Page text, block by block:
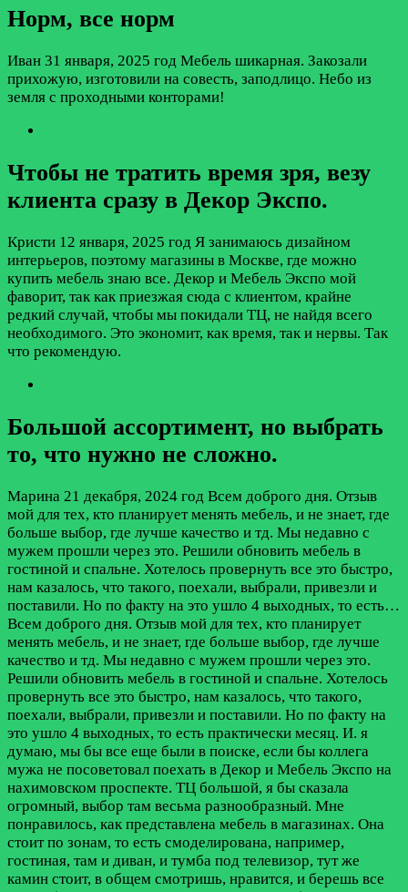
Норм, все норм
Иван 31 января, 2025 год Мебель шикарная. Закозали
прихожую, изготовили на совесть, заподлицо. Небо из
земля с проходными конторами!
Чтобы не тратить время зря, везу
клиента сразу в Декор Экспо.
Кристи 12 января, 2025 год Я занимаюсь дизайном
интерьеров, поэтому магазины в Москве, где можно
купить мебель знаю все. Декор и Мебель Экспо мой
фаворит, так как приезжая сюда с клиентом, крайне
редкий случай, чтобы мы покидали ТЦ, не найдя всего
необходимого. Это экономит, как время, так и нервы. Так
что рекомендую.
Большой ассортимент, но выбрать
то, что нужно не сложно.
Марина 21 декабря, 2024 год Всем доброго дня. Отзыв
мой для тех, кто планирует менять мебель, и не знает, где
больше выбор, где лучше качество и тд. Мы недавно с
мужем прошли через это. Решили обновить мебель в
гостиной и спальне. Хотелось провернуть все это быстро,
нам казалось, что такого, поехали, выбрали, привезли и
поставили. Но по факту на это ушло 4 выходных, то есть…
Всем доброго дня. Отзыв мой для тех, кто планирует
менять мебель, и не знает, где больше выбор, где лучше
качество и тд. Мы недавно с мужем прошли через это.
Решили обновить мебель в гостиной и спальне. Хотелось
провернуть все это быстро, нам казалось, что такого,
поехали, выбрали, привезли и поставили. Но по факту на
это ушло 4 выходных, то есть практически месяц. И. я
думаю, мы бы все еще были в поиске, если бы коллега
мужа не посоветовал поехать в Декор и Мебель Экспо на
нахимовском проспекте. ТЦ большой, я бы сказала
огромный, выбор там весьма разнообразный. Мне
понравилось, как представлена мебель в магазинах. Она
стоит по зонам, то есть смоделирована, например,
гостиная, там и диван, и тумба под телевизор, тут же
камин стоит, в общем смотришь, нравится, и берешь все